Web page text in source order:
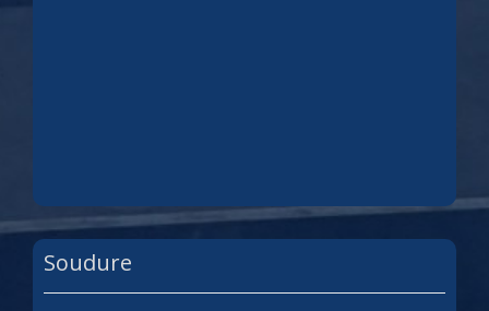
Soudure